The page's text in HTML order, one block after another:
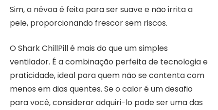
Sim, a névoa é feita para ser suave e não irrita a
pele, proporcionando frescor sem riscos.
O Shark ChillPill é mais do que um simples
ventilador. É a combinação perfeita de tecnologia e
praticidade, ideal para quem não se contenta com
menos em dias quentes. Se o calor é um desafio
para você, considerar adquiri-lo pode ser uma das